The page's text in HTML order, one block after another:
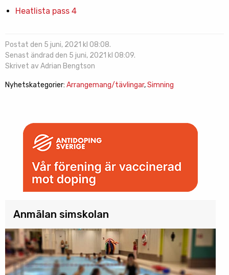
Heatlista pass 4
Postat den 5 juni, 2021 kl 08:08.
Senast ändrad den 5 juni, 2021 kl 08:09.
Skrivet av Adrian Bengtson
Nyhetskategorier: Arrangemang/tävlingar,Simning
Anmälan simskolan